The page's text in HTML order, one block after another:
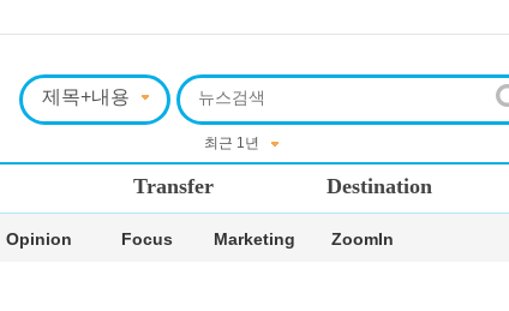
Transfer Destination
Opinion Focus Marketing ZoomIn